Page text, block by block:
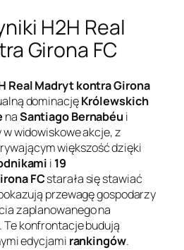
H2H Real
Girona FC
Real Madryt kontra Girona
dominacjęKrólewskich
naSantiago Bernabéu i
widowiskowe akcje, z
większość dzięki
i 19
FCstarała się stawiać
przewagę gospodarzy
zaplanowanego na
. Te konfrontacje budują
edycjami rankingów.